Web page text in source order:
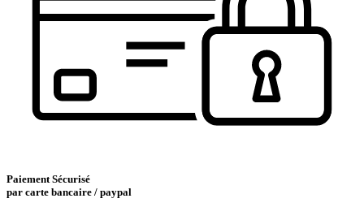
Paiement Sécurisé
par carte bancaire / paypal